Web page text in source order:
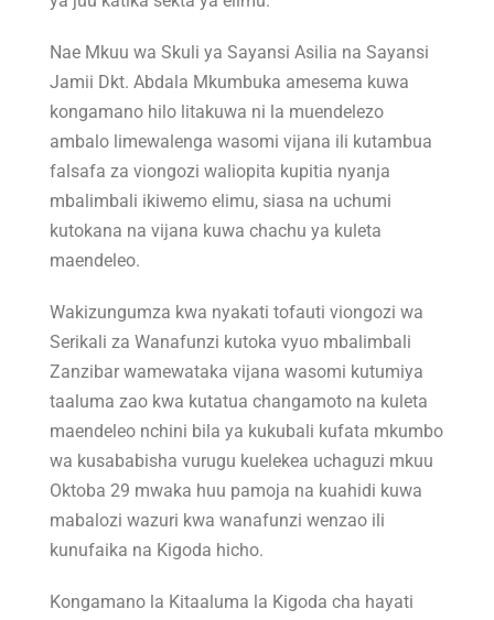
Nae Mkuu wa Skuli ya Sayansi Asilia na Sayansi
Jamii Dkt. Abdala Mkumbuka amesema kuwa
kongamano hilo litakuwa ni la muendelezo
ambalo limewalenga wasomi vijana ili kutambua
falsafa za viongozi waliopita kupitia nyanja
mbalimbali ikiwemo elimu, siasa na uchumi
kutokana na vijana kuwa chachu ya kuleta
maendeleo.
Wakizungumza kwa nyakati tofauti viongozi wa
Serikali za Wanafunzi kutoka vyuo mbalimbali
Zanzibar wamewataka vijana wasomi kutumiya
taaluma zao kwa kutatua changamoto na kuleta
maendeleo nchini bila ya kukubali kufata mkumbo
wa kusababisha vurugu kuelekea uchaguzi mkuu
Oktoba 29 mwaka huu pamoja na kuahidi kuwa
mabalozi wazuri kwa wanafunzi wenzao ili
kunufaika na Kigoda hicho.
Kongamano la Kitaaluma la Kigoda cha hayati